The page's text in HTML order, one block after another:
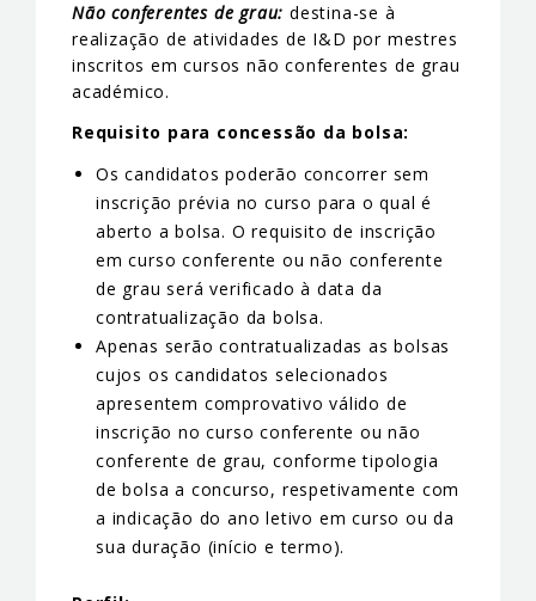
Não conferentes de grau: destina-se à
realização de atividades de I&D por mestres
inscritos em cursos não conferentes de grau
académico.
Requisito para concessão da bolsa:
Os candidatos poderão concorrer sem
inscrição prévia no curso para o qual é
aberto a bolsa. O requisito de inscrição
em curso conferente ou não conferente
de grau será verificado à data da
contratualização da bolsa.
Apenas serão contratualizadas as bolsas
cujos os candidatos selecionados
apresentem comprovativo válido de
inscrição no curso conferente ou não
conferente de grau, conforme tipologia
de bolsa a concurso, respetivamente com
a indicação do ano letivo em curso ou da
sua duração (início e termo).